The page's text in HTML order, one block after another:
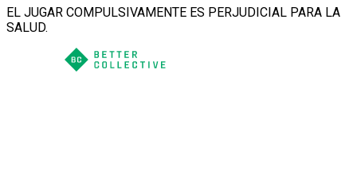
EL JUGAR COMPULSIVAMENTE ES PERJUDICIAL PARA LA
SALUD.